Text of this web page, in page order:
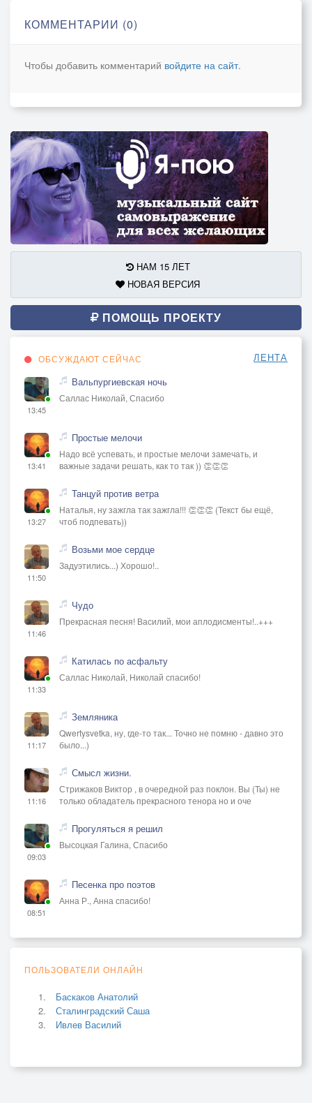
КОММЕНТАРИИ (0)
Чтобы добавить комментарий войдите на сайт.
НАМ 15 ЛЕТ
НОВАЯ ВЕРСИЯ
ПОМОЩЬ ПРОЕКТУ
ОБСУЖДАЮТ СЕЙЧАС ЛЕНТА
13:45
Вальпургиевская ночь
Саллас Николай, Спасибо
13:41
Простые мелочи
Надо всё успевать, и простые мелочи замечать, и
важные задачи решать, как то так )) 👏👏👏
13:27
Танцуй против ветра
Наталья, ну зажгла так зажгла!!! 👏👏👏 (Текст бы ещё,
чтоб подпевать))
11:50
Возьми мое сердце
Задуэтились...) Хорошо!..
11:46
Чудо
Прекрасная песня! Василий, мои аплодисменты!..+++
11:33
Катилась по асфальту
Саллас Николай, Николай спасибо!
11:17
Земляника
Qwertysvetka, ну, где-то так... Точно не помню - давно это
было...)
11:16
Смысл жизни.
Стрижаков Виктор , в очередной раз поклон. Вы (Ты) не
только обладатель прекрасного тенора но и оче
09:03
Прогуляться я решил
Высоцкая Галина, Спасибо
08:51
Песенка про поэтов
Анна Р., Анна спасибо!
ПОЛЬЗОВАТЕЛИ ОНЛАЙН
Баскаков Анатолий
Сталинградский Саша
Ивлев Василий